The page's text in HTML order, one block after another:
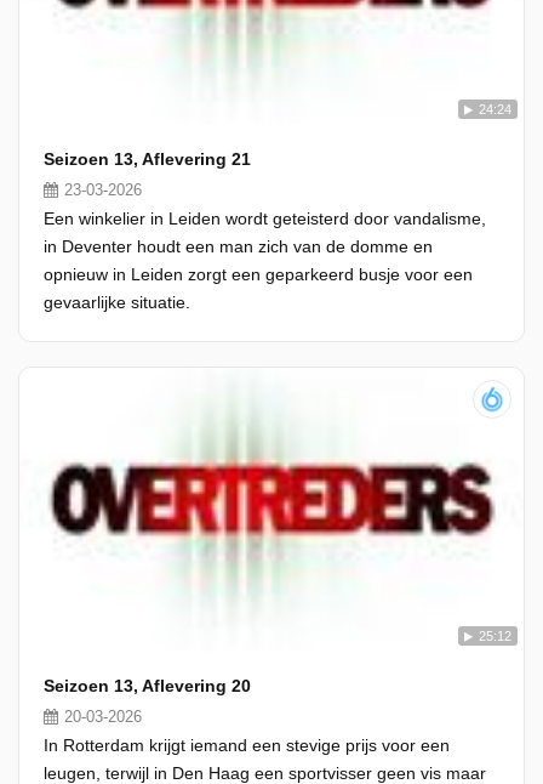
24:24
Seizoen 13, Aflevering 21
23-03-2026
Een winkelier in Leiden wordt geteisterd door vandalisme,
in Deventer houdt een man zich van de domme en
opnieuw in Leiden zorgt een geparkeerd busje voor een
gevaarlijke situatie.
25:12
Seizoen 13, Aflevering 20
20-03-2026
In Rotterdam krijgt iemand een stevige prijs voor een
leugen, terwijl in Den Haag een sportvisser geen vis maar